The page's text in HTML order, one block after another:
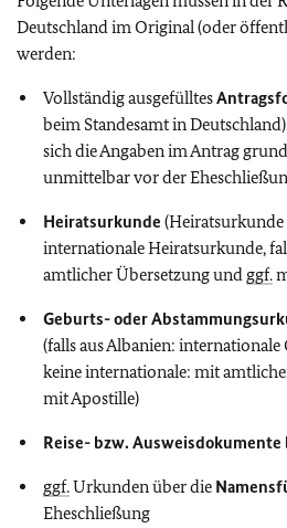
Deutschland im Original (oder
werden:
Vollständig ausgefülltes
beim Standesamt in
sich die Angaben im Antrag
unmittelbar vor der
Heiratsurkunde (Heiratsurkunde
internationale Heiratsurkunde,
amtlicher Übersetzung und ggf.
Geburts- oder
(falls aus Albanien:
keine internationale: mit
mit Apostille)
Reise- bzw.
ggf.Urkunden über die
Eheschließung